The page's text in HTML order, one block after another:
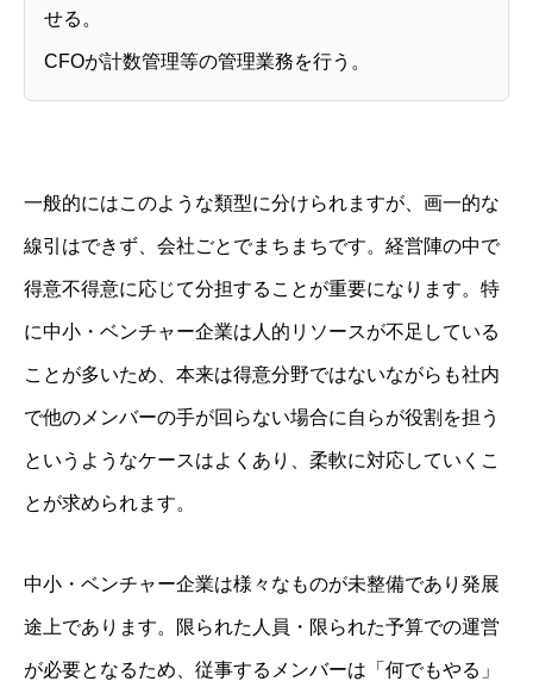
せる。
CFOが計数管理等の管理業務を行う。
一般的にはこのような類型に分けられますが、画一的な
線引はできず、会社ごとでまちまちです。経営陣の中で
得意不得意に応じて分担することが重要になります。特
に中小・ベンチャー企業は人的リソースが不足している
ことが多いため、本来は得意分野ではないながらも社内
で他のメンバーの手が回らない場合に自らが役割を担う
というようなケースはよくあり、柔軟に対応していくこ
とが求められます。
中小・ベンチャー企業は様々なものが未整備であり発展
途上であります。限られた人員・限られた予算での運営
が必要となるため、従事するメンバーは「何でもやる」
ご質問